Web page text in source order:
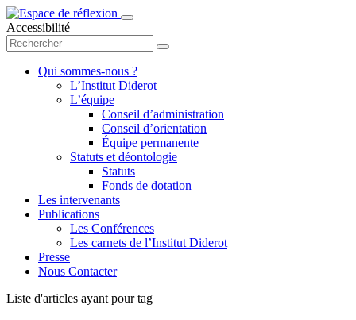
Accessibilité
Qui sommes-nous ?
L’Institut Diderot
L’équipe
Conseil d’administration
Conseil d’orientation
Équipe permanente
Statuts et déontologie
Statuts
Fonds de dotation
Les intervenants
Publications
Les Conférences
Les carnets de l’Institut Diderot
Presse
Nous Contacter
Liste d'articles ayant pour tag